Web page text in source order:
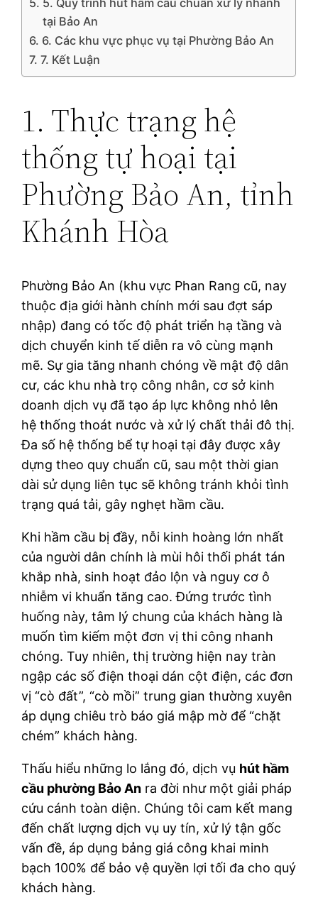
tại Bảo An
6. Các khu vực phục vụ tại Phường Bảo An
7. Kết Luận
1. Thực trạng hệ
thống tự hoại tại
Phường Bảo An, tỉnh
Khánh Hòa
Phường Bảo An (khu vực Phan Rang cũ, nay
thuộc địa giới hành chính mới sau đợt sáp
nhập) đang có tốc độ phát triển hạ tầng và
dịch chuyển kinh tế diễn ra vô cùng mạnh
mẽ. Sự gia tăng nhanh chóng về mật độ dân
cư, các khu nhà trọ công nhân, cơ sở kinh
doanh dịch vụ đã tạo áp lực không nhỏ lên
hệ thống thoát nước và xử lý chất thải đô thị.
Đa số hệ thống bể tự hoại tại đây được xây
dựng theo quy chuẩn cũ, sau một thời gian
dài sử dụng liên tục sẽ không tránh khỏi tình
trạng quá tải, gây nghẹt hầm cầu.
Khi hầm cầu bị đầy, nỗi kinh hoàng lớn nhất
của người dân chính là mùi hôi thối phát tán
khắp nhà, sinh hoạt đảo lộn và nguy cơ ô
nhiễm vi khuẩn tăng cao. Đứng trước tình
huống này, tâm lý chung của khách hàng là
muốn tìm kiếm một đơn vị thi công nhanh
chóng. Tuy nhiên, thị trường hiện nay tràn
ngập các số điện thoại dán cột điện, các đơn
vị “cò đất”, “cò mồi” trung gian thường xuyên
áp dụng chiêu trò báo giá mập mờ để “chặt
chém” khách hàng.
Thấu hiểu những lo lắng đó, dịch vụ hút hầm
cầu phường Bảo An ra đời như một giải pháp
cứu cánh toàn diện. Chúng tôi cam kết mang
đến chất lượng dịch vụ uy tín, xử lý tận gốc
vấn đề, áp dụng bảng giá công khai minh
bạch 100% để bảo vệ quyền lợi tối đa cho quý
khách hàng.